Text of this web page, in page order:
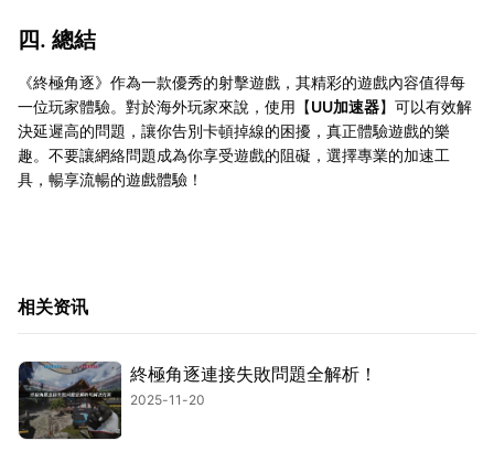
四. 總結
《終極角逐》作為一款優秀的射擊遊戲，其精彩的遊戲內容值得每
一位玩家體驗。對於海外玩家來說，使用【UU加速器】可以有效解
決延遲高的問題，讓你告別卡頓掉線的困擾，真正體驗遊戲的樂
趣。不要讓網絡問題成為你享受遊戲的阻礙，選擇專業的加速工
具，暢享流暢的遊戲體驗！
相关资讯
終極角逐連接失敗問題全解析！
2025-11-20